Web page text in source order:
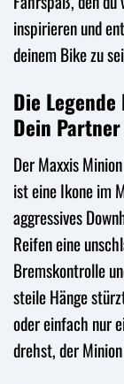
inspirieren und
deinem Bike zu
Die
Dein
Der Maxxis
ist eine Ikone im
aggressives
Reifen eine
Bremskontrolle
steile Hänge
oder einfach nur
drehst, der